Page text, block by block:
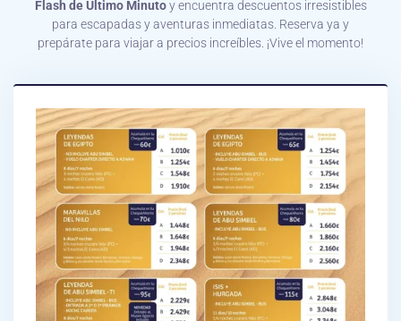
Flash de Último Minutoy encuentra descuentos irresistibles
para escapadas y aventuras inmediatas. Reserva ya y
prepárate para viajar a precios increíbles. ¡Vive el momento!